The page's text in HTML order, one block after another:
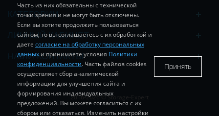
КАТЕГОРИИ
ЛИЧНЫЙ КАБИНЕТ
НАШИ КОНТАКТЫ
2016-2026 © Storage-Expert
Часть из них обязательны с технической
точки зрения и не могут быть отключены.
Если вы хотите продолжить пользоваться
сайтом, то вы соглашаетесь с их обработкой и
даете согласие на обработку персональных
данных и принимаете условия Политики
конфиденциальности. Часть файлов cookies
осуществляет сбор аналитической
информации для улучшения сайта и
формирования индивидуальных
предложений. Вы можете согласиться с их
сбором или отказаться. Изменить настройки
Принять